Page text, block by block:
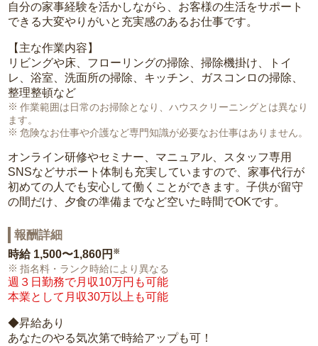
自分の家事経験を活かしながら、お客様の生活をサポート
できる大変やりがいと充実感のあるお仕事です。
【主な作業内容】
リビングや床、フローリングの掃除、掃除機掛け、トイ
レ、浴室、洗面所の掃除、キッチン、ガスコンロの掃除、
整理整頓など
作業範囲は日常のお掃除となり、ハウスクリーニングとは異なり
ます。
危険なお仕事や介護など専門知識が必要なお仕事はありません。
オンライン研修やセミナー、マニュアル、スタッフ専用
SNSなどサポート体制も充実していますので、家事代行が
初めての人でも安心して働くことができます。子供が留守
の間だけ、夕食の準備までなど空いた時間でOKです。
報酬詳細
時給 1,500〜1,860円 ※
指名料・ランク時給により異なる
週３日勤務で月収10万円も可能
本業として月収30万以上も可能
◆昇給あり
あなたのやる気次第で時給アップも可！